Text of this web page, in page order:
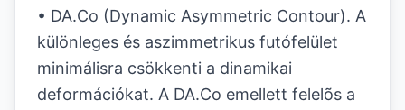
• DA.Co (Dynamic Asymmetric Contour). A
különleges és aszimmetrikus futófelület
minimálisra csökkenti a dinamikai
deformációkat. A DA.Co emellett felelõs a